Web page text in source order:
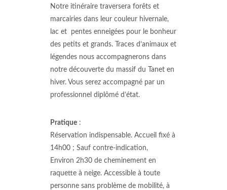
Notre itinéraire traversera forêts et
marcairies dans leur couleur hivernale,
lac et pentes enneigées pour le bonheur
des petits et grands. Traces d’animaux et
légendes nous accompagnerons dans
notre découverte du massif du Tanet en
hiver. Vous serez accompagné par un
professionnel diplômé d’état.
Pratique :
Réservation indispensable. Accueil fixé à
14h00 ; Sauf contre-indication,
Environ 2h30 de cheminement en
raquette à neige. Accessible à toute
personne sans problème de mobilité, à